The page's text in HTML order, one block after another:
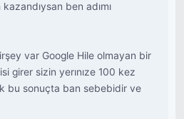
ben adımı
var Google Hile olmayan bir
girer sizin yerınıze 100 kez
bu sonuçta ban sebebidir ve